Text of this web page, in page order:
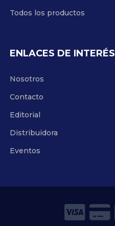
Todos los productos
ENLACES DE INTERÉS
Nosotros
Contacto
Editorial
Distribuidora
Eventos